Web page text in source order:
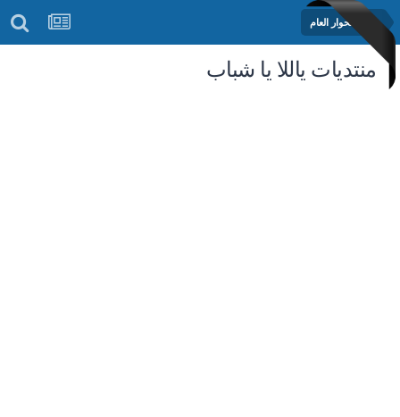
منتدى الحوار العام
منتديات ياللا يا شباب